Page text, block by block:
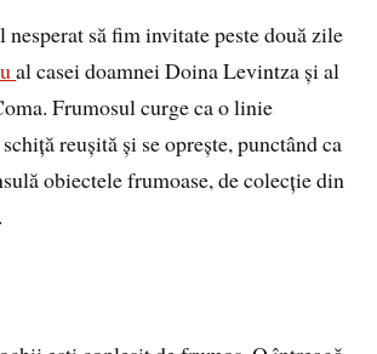
să fim invitate peste două zile
al casei doamnei Doina Levintza și al
Frumosul curge ca o linie
reușită și se oprește, punctând ca
obiectele frumoase, de colecție din